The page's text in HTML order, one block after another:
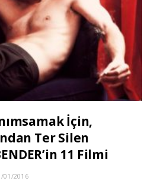
İçin,
Ter Silen
11 Filmi
01/2016